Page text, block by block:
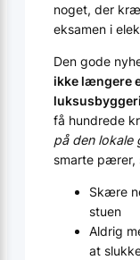
noget, der
eksamen i
Den gode
ikke længere
få hundrede
på den lokale
smarte pærer,
Skære
stuen
Aldrig
at